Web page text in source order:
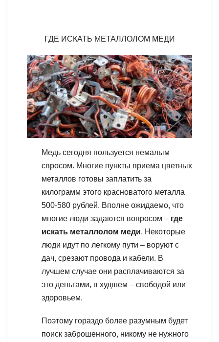
ГДЕ ИСКАТЬ МЕТАЛЛОЛОМ МЕДИ
Медь сегодня пользуется немалым
спросом. Многие пункты приема цветных
металлов готовы заплатить за
килограмм этого красноватого металла
500-580 рублей. Вполне ожидаемо, что
многие люди задаются вопросом – где
искать металлолом меди. Некоторые
люди идут по легкому пути – воруют с
дач, срезают провода и кабели. В
лучшем случае они расплачиваются за
это деньгами, в худшем – свободой или
здоровьем.
Поэтому гораздо более разумным будет
поиск заброшенного, никому не нужного